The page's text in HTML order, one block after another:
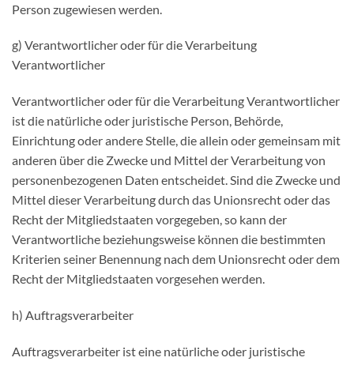
Person zugewiesen werden.
g) Verantwortlicher oder für die Verarbeitung
Verantwortlicher
Verantwortlicher oder für die Verarbeitung Verantwortlicher
ist die natürliche oder juristische Person, Behörde,
Einrichtung oder andere Stelle, die allein oder gemeinsam mit
anderen über die Zwecke und Mittel der Verarbeitung von
personenbezogenen Daten entscheidet. Sind die Zwecke und
Mittel dieser Verarbeitung durch das Unionsrecht oder das
Recht der Mitgliedstaaten vorgegeben, so kann der
Verantwortliche beziehungsweise können die bestimmten
Kriterien seiner Benennung nach dem Unionsrecht oder dem
Recht der Mitgliedstaaten vorgesehen werden.
h) Auftragsverarbeiter
Auftragsverarbeiter ist eine natürliche oder juristische